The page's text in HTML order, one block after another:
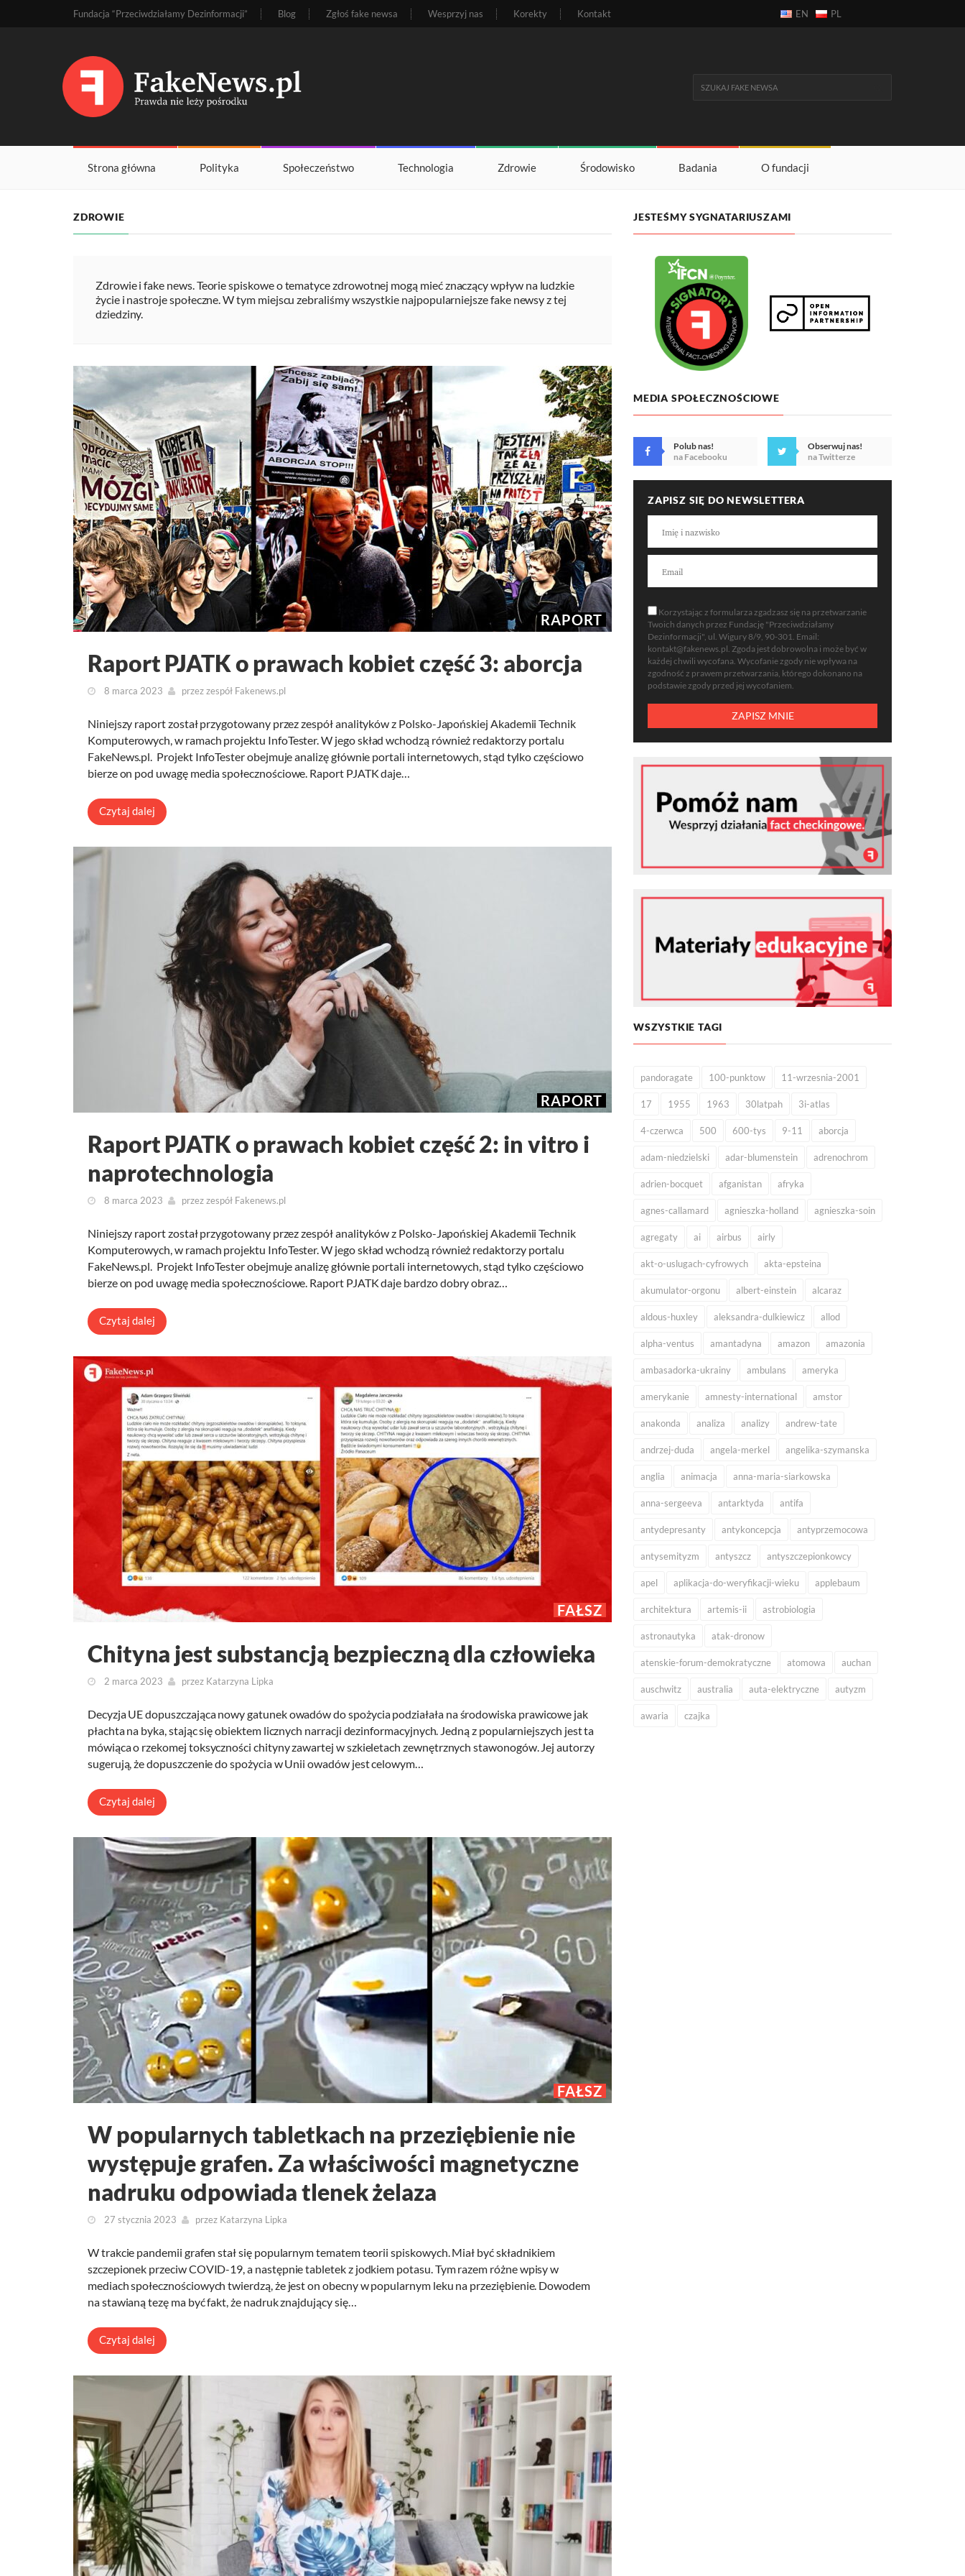
Fundacja “Przeciwdziałamy Dezinformacji” Blog Zgłoś fake newsa Wesprzyj nas Korekty Kontakt EN PL
Strona główna Polityka Społeczeństwo Technologia Zdrowie Środowisko Badania O fundacji
ZDROWIE
Zdrowie i fake news. Teorie spiskowe o tematyce zdrowotnej mogą mieć znaczący wpływ na ludzkie
życie i nastroje społeczne. W tym miejscu zebraliśmy wszystkie najpopularniejsze fake newsy z tej
dziedziny.
RAPORT
Raport PJATK o prawach kobiet część 3: aborcja
8 marca 2023 przezzespół Fakenews.pl
Niniejszy raport został przygotowany przez zespół analityków z Polsko-Japońskiej Akademii Technik
Komputerowych, w ramach projektu InfoTester. W jego skład wchodzą również redaktorzy portalu
FakeNews.pl. Projekt InfoTester obejmuje analizę głównie portali internetowych, stąd tylko częściowo
bierze on pod uwagę media społecznościowe. Raport PJATK daje…
Czytaj dalej
RAPORT
Raport PJATK o prawach kobiet część 2: in vitro i
naprotechnologia
8 marca 2023 przezzespół Fakenews.pl
Niniejszy raport został przygotowany przez zespół analityków z Polsko-Japońskiej Akademii Technik
Komputerowych, w ramach projektu InfoTester. W jego skład wchodzą również redaktorzy portalu
FakeNews.pl. Projekt InfoTester obejmuje analizę głównie portali internetowych, stąd tylko częściowo
bierze on pod uwagę media społecznościowe. Raport PJATK daje bardzo dobry obraz…
Czytaj dalej
FAŁSZ
Chityna jest substancją bezpieczną dla człowieka
2 marca 2023 przez Katarzyna Lipka
Decyzja UE dopuszczająca nowy gatunek owadów do spożycia podziałała na środowiska prawicowe jak
płachta na byka, stając się obiektem licznych narracji dezinformacyjnych. Jedną z popularniejszych jest ta
mówiąca o rzekomej toksyczności chityny zawartej w szkieletach zewnętrznych stawonogów. Jej autorzy
sugerują, że dopuszczenie do spożycia w Unii owadów jest celowym…
Czytaj dalej
FAŁSZ
W popularnych tabletkach na przeziębienie nie
występuje grafen. Za właściwości magnetyczne
nadruku odpowiada tlenek żelaza
27 stycznia 2023 przez Katarzyna Lipka
W trakcie pandemii grafen stał się popularnym tematem teorii spiskowych. Miał być składnikiem
szczepionek przeciw COVID-19, a następnie tabletek z jodkiem potasu. Tym razem różne wpisy w
mediach społecznościowych twierdzą, że jest on obecny w popularnym leku na przeziębienie. Dowodem
na stawianą tezę ma być fakt, że nadruk znajdujący się…
Czytaj dalej
JESTEŚMY SYGNATARIUSZAMI
MEDIA SPOŁECZNOŚCIOWE
Polub nas!
na Facebooku
Obserwuj nas!
na Twitterze
ZAPISZ SIĘ DO NEWSLETTERA
Korzystając z formularza zgadzasz się na przetwarzanie
Twoich danych przez Fundację "Przeciwdziałamy
Dezinformacji", ul. Wigury 8/9, 90-301. Email:
kontakt@fakenews.pl. Zgoda jest dobrowolna i może być w
każdej chwili wycofana. Wycofanie zgody nie wpływa na
zgodność z prawem przetwarzania, którego dokonano na
podstawie zgody przed jej wycofaniem.
WSZYSTKIE TAGI
pandoragate 100-punktow 11-wrzesnia-2001
17 1955 1963 30latpah 3i-atlas
4-czerwca 500 600-tys 9-11 aborcja
adam-niedzielski adar-blumenstein adrenochrom
adrien-bocquet afganistan afryka
agnes-callamard agnieszka-holland agnieszka-soin
agregaty ai airbus airly
akt-o-uslugach-cyfrowych akta-epsteina
akumulator-orgonu albert-einstein alcaraz
aldous-huxley aleksandra-dulkiewicz allod
alpha-ventus amantadyna amazon amazonia
ambasadorka-ukrainy ambulans ameryka
amerykanie amnesty-international amstor
anakonda analiza analizy andrew-tate
andrzej-duda angela-merkel angelika-szymanska
anglia animacja anna-maria-siarkowska
anna-sergeeva antarktyda antifa
antydepresanty antykoncepcja antyprzemocowa
antysemityzm antyszcz antyszczepionkowcy
apel aplikacja-do-weryfikacji-wieku applebaum
architektura artemis-ii astrobiologia
astronautyka atak-dronow
atenskie-forum-demokratyczne atomowa auchan
auschwitz australia auta-elektryczne autyzm
awaria czajka